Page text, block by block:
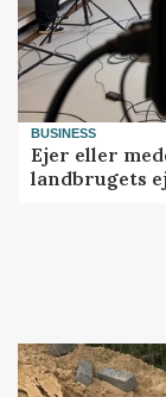
BUSINESS
Ejer eller
landbrugets